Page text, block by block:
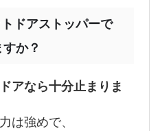
ドアストッパーで
か？
アなら十分止まりま
は強めで、